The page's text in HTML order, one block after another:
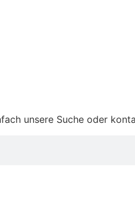
unsere Suche oder